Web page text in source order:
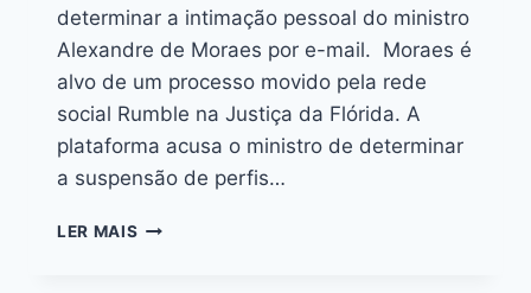
determinar a intimação pessoal do ministro
Alexandre de Moraes por e-mail. Moraes é
alvo de um processo movido pela rede
social Rumble na Justiça da Flórida. A
plataforma acusa o ministro de determinar
a suspensão de perfis…
LER MAIS